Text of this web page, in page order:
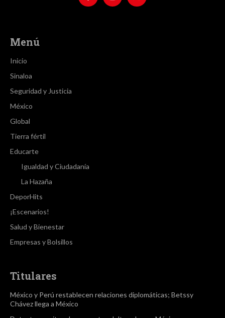
Menú
Inicio
Sinaloa
Seguridad y Justicia
México
Global
Tierra fértil
Educarte
Igualdad y Ciudadanía
La Hazaña
DeporHits
¡Escenarios!
Salud y Bienestar
Empresas y Bolsillos
Titulares
México y Perú restablecen relaciones diplomáticas; Betssy
Chávez llega a México